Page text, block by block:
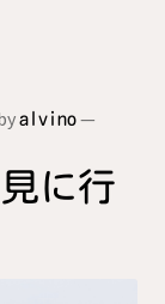
alvino —
に行